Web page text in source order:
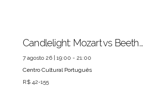
Candlelight: Mozart vs Beethoven
7 agosto 26 | 19:00 - 21:00
Centro Cultural Português
R$ 42-155